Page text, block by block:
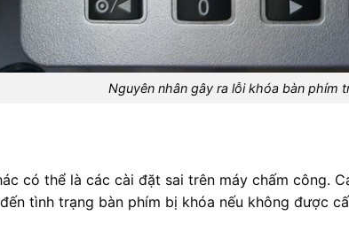
Nguyên nhân gây ra lỗi khóa bàn phím
có thể là các cài đặt sai trên máy chấm công.
tình trạng bàn phím bị khóa nếu không được